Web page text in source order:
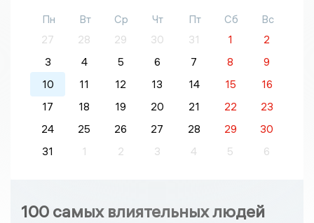
Пн Вт Ср Чт Пт Сб
Вс
27
28 29 30 31 1
2
3
4 5 6 7 8
9
10
11 12 13 14 15
16
17
18 19 20 21 22
23
24
25 26 27 28 29
30
31
1 2 3 4 5 6
100 самых влиятельных людей